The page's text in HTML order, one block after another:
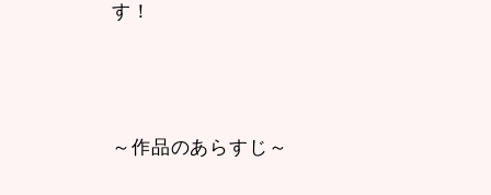
す！
～作品のあらすじ～